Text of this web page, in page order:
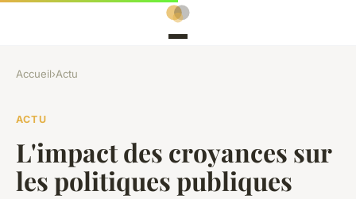
Accueil›Actu
ACTU
L'impact des croyances sur
les politiques publiques